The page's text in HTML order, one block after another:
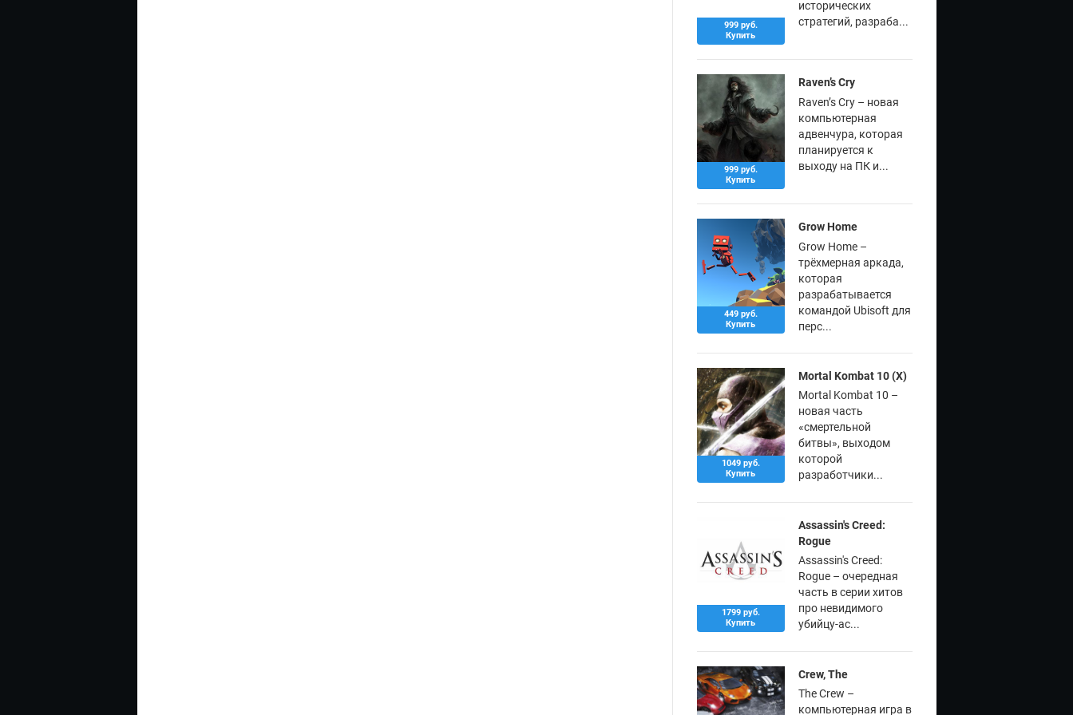
999 руб.
Купить
исторических
стратегий, разраба...
999 руб.
Купить
Raven’s Cry
Raven’s Cry – новая
компьютерная
адвенчура, которая
планируется к
выходу на ПК и...
449 руб.
Купить
Grow Home
Grow Home –
трёхмерная аркада,
которая
разрабатывается
командой Ubisoft для
перс...
1049 руб.
Купить
Mortal Kombat 10 (X)
Mortal Kombat 10 –
новая часть
«смертельной
битвы», выходом
которой
разработчики...
1799 руб.
Купить
Assassin's Creed:
Rogue
Assassin's Creed:
Rogue – очередная
часть в серии хитов
про невидимого
убийцу-ас...
Crew, The
The Crew –
компьютерная игра в